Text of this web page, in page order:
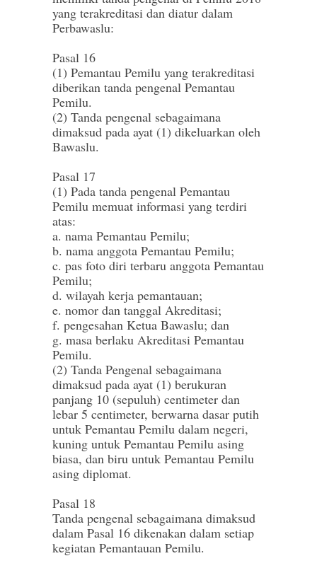
yang terakreditasi dan diatur dalam
Perbawaslu:
Pasal 16
(1) Pemantau Pemilu yang terakreditasi
diberikan tanda pengenal Pemantau
Pemilu.
(2) Tanda pengenal sebagaimana
dimaksud pada ayat (1) dikeluarkan oleh
Bawaslu.
Pasal 17
(1) Pada tanda pengenal Pemantau
Pemilu memuat informasi yang terdiri
atas:
a. nama Pemantau Pemilu;
b. nama anggota Pemantau Pemilu;
c. pas foto diri terbaru anggota Pemantau
Pemilu;
d. wilayah kerja pemantauan;
e. nomor dan tanggal Akreditasi;
f. pengesahan Ketua Bawaslu; dan
g. masa berlaku Akreditasi Pemantau
Pemilu.
(2) Tanda Pengenal sebagaimana
dimaksud pada ayat (1) berukuran
panjang 10 (sepuluh) centimeter dan
lebar 5 centimeter, berwarna dasar putih
untuk Pemantau Pemilu dalam negeri,
kuning untuk Pemantau Pemilu asing
biasa, dan biru untuk Pemantau Pemilu
asing diplomat.
Pasal 18
Tanda pengenal sebagaimana dimaksud
dalam Pasal 16 dikenakan dalam setiap
kegiatan Pemantauan Pemilu.